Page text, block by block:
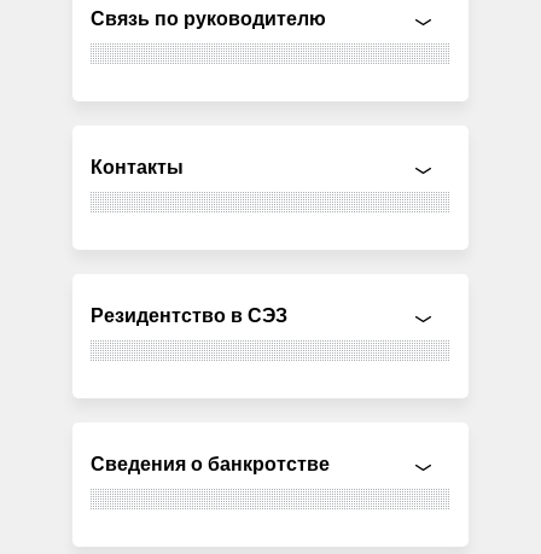
Связь по руководителю
Контакты
Резидентство в СЭЗ
Сведения о банкротстве